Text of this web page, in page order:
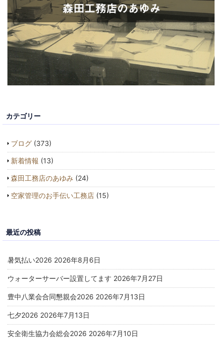
カテゴリー
ブログ (373)
新着情報 (13)
森田工務店のあゆみ (24)
空家管理のお手伝い工務店 (15)
最近の投稿
暑気払い2026 2026年8月6日
ウォーターサーバー設置してます 2026年7月27日
豊中八業会合同懇親会2026 2026年7月13日
七夕2026 2026年7月13日
安全衛生協力会総会2026 2026年7月10日